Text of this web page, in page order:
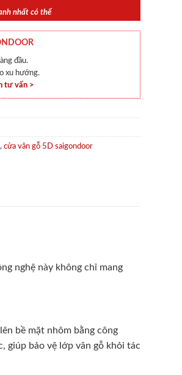
nhất có thể
đầu.
xu hướng.
tư vấn >
, cửa vân gỗ 5D saigondoor
nghệ này không chỉ mang
bề mặt nhôm bằng công
giúp bảo vệ lớp vân gỗ khỏi tác